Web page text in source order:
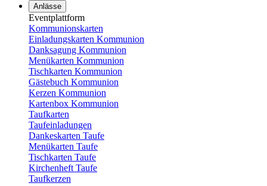
Anlässe
Eventplattform
Kommunionskarten
Einladungskarten Kommunion
Danksagung Kommunion
Menükarten Kommunion
Tischkarten Kommunion
Gästebuch Kommunion
Kerzen Kommunion
Kartenbox Kommunion
Taufkarten
Taufeinladungen
Dankeskarten Taufe
Menükarten Taufe
Tischkarten Taufe
Kirchenheft Taufe
Taufkerzen